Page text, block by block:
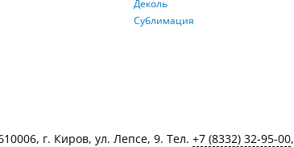
Деколь
Сублимация
г. Киров, ул. Лепсе, 9. Тел. +7 (8332) 32-95-00,